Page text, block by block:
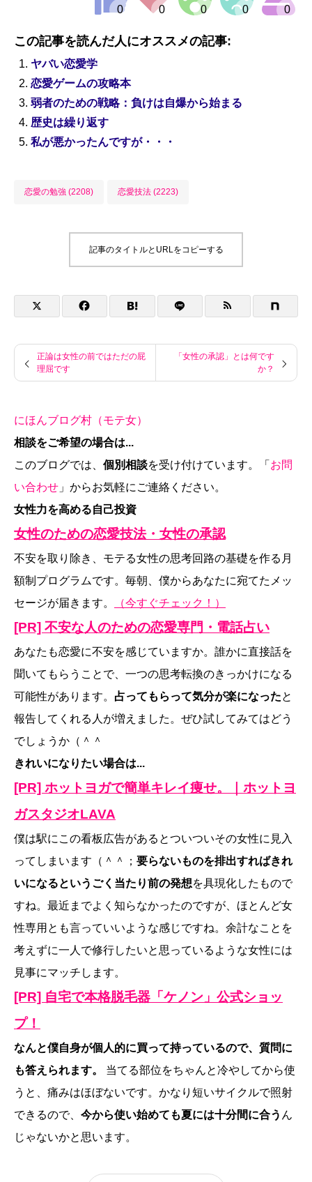
この記事を読んだ人にオススメの記事:
ヤバい恋愛学
恋愛ゲームの攻略本
弱者のための戦略：負けは自爆から始まる
歴史は繰り返す
私が悪かったんですが・・・
恋愛の勉強 (2208) 恋愛技法 (2223)
記事のタイトルとURLをコピーする
正論は女性の前ではただの屁
理屈です
「女性の承認」とは何です
か？
にほんブログ村（モテ女）
相談をご希望の場合は...
このブログでは、 個別相談を受け付けています。「 お問
い合わせ 」からお気軽にご連絡ください。
女性力を高める自己投資
女性のための恋愛技法・女性の承認
不安を取り除き、モテる女性の思考回路の基礎を作る月
額制プログラムです。毎朝、僕からあなたに宛てたメッ
セージが届きます。
（今すぐチェック！）
[PR] 不安な人のための恋愛専門・電話占い
あなたも恋愛に不安を感じていますか。誰かに直接話を
聞いてもらうことで、一つの思考転換のきっかけになる
可能性があります。 占ってもらって気分が楽になったと
報告してくれる人が増えました。ぜひ試してみてはどう
でしょうか（＾＾
きれいになりたい場合は...
[PR] ホットヨガで簡単キレイ痩せ。｜ホットヨ
ガスタジオLAVA
僕は駅にこの看板広告があるとついついその女性に見入
ってしまいます（＾＾； 要らないものを排出すればきれ
いになるというごく当たり前の発想を具現化したもので
すね。最近までよく知らなかったのですが、ほとんど女
性専用とも言っていいような感じですね。余計なことを
考えずに一人で修行したいと思っているような女性には
見事にマッチします。
[PR] 自宅で本格脱毛器「ケノン」公式ショッ
プ！
なんと僕自身が個人的に買って持っているので、質問に
も答えられます。
当てる部位をちゃんと冷やしてから使
うと、痛みはほぼないです。かなり短いサイクルで照射
できるので、 今から使い始めても夏には十分間に合う ん
じゃないかと思います。